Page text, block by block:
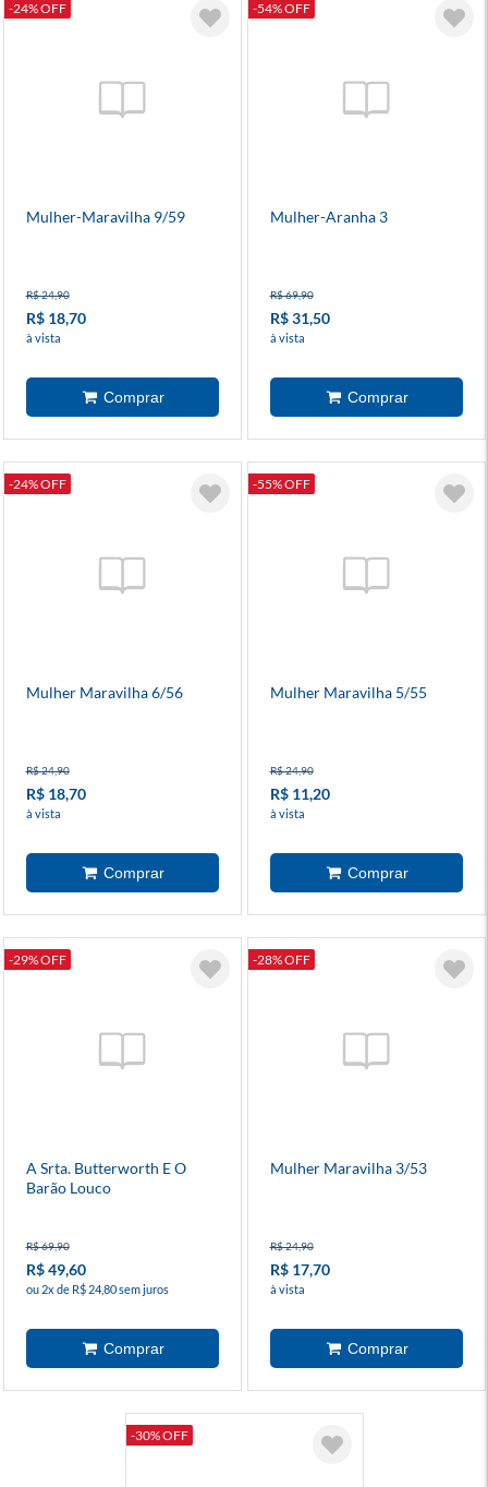
-24% OFF
Mulher-Maravilha 9/59
R$ 24,90
R$ 18,70
à vista
-54% OFF
Mulher-Aranha 3
R$ 69,90
R$ 31,50
à vista
-24% OFF
Mulher Maravilha 6/56
R$ 24,90
R$ 18,70
à vista
-55% OFF
Mulher Maravilha 5/55
R$ 24,90
R$ 11,20
à vista
-29% OFF
A Srta. Butterworth E O
Barão Louco
R$ 69,90
R$ 49,60
ou 2x de R$ 24,80 sem juros
-28% OFF
Mulher Maravilha 3/53
R$ 24,90
R$ 17,70
à vista
-30% OFF